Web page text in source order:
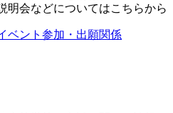
明会などについてはこちらから
ベント参加・出願関係